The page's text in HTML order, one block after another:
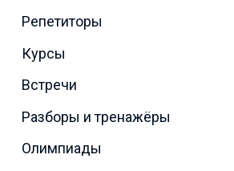
Репетиторы
Курсы
Встречи
Разборы и тренажёры
Олимпиады